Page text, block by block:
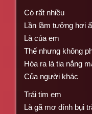
Có rất nhiều
Lần lầm tưởng hơi
Là của em
Thế nhưng không
Hóa ra là tia nắng
Của người khác
Trái tim em
Là gã mơ dính bụi